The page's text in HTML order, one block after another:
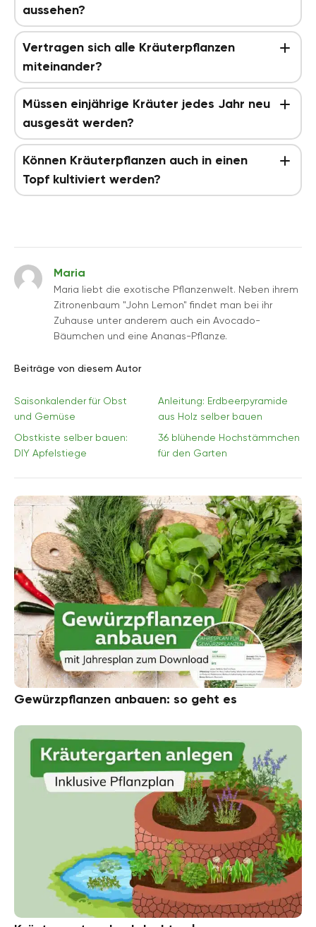
aussehen?
Vertragen sich alle Kräuterpflanzen
miteinander?
Müssen einjährige Kräuter jedes Jahr neu
ausgesät werden?
Können Kräuterpflanzen auch in einen
Topf kultiviert werden?
Maria
Maria liebt die exotische Pflanzenwelt. Neben ihrem
Zitronenbaum "John Lemon" findet man bei ihr
Zuhause unter anderem auch ein Avocado-
Bäumchen und eine Ananas-Pflanze.
Beiträge von diesem Autor
Saisonkalender für Obst
und Gemüse
Anleitung: Erdbeerpyramide
aus Holz selber bauen
Obstkiste selber bauen:
DIY Apfelstiege
36 blühende Hochstämmchen
für den Garten
Gewürzpflanzen anbauen: so geht es